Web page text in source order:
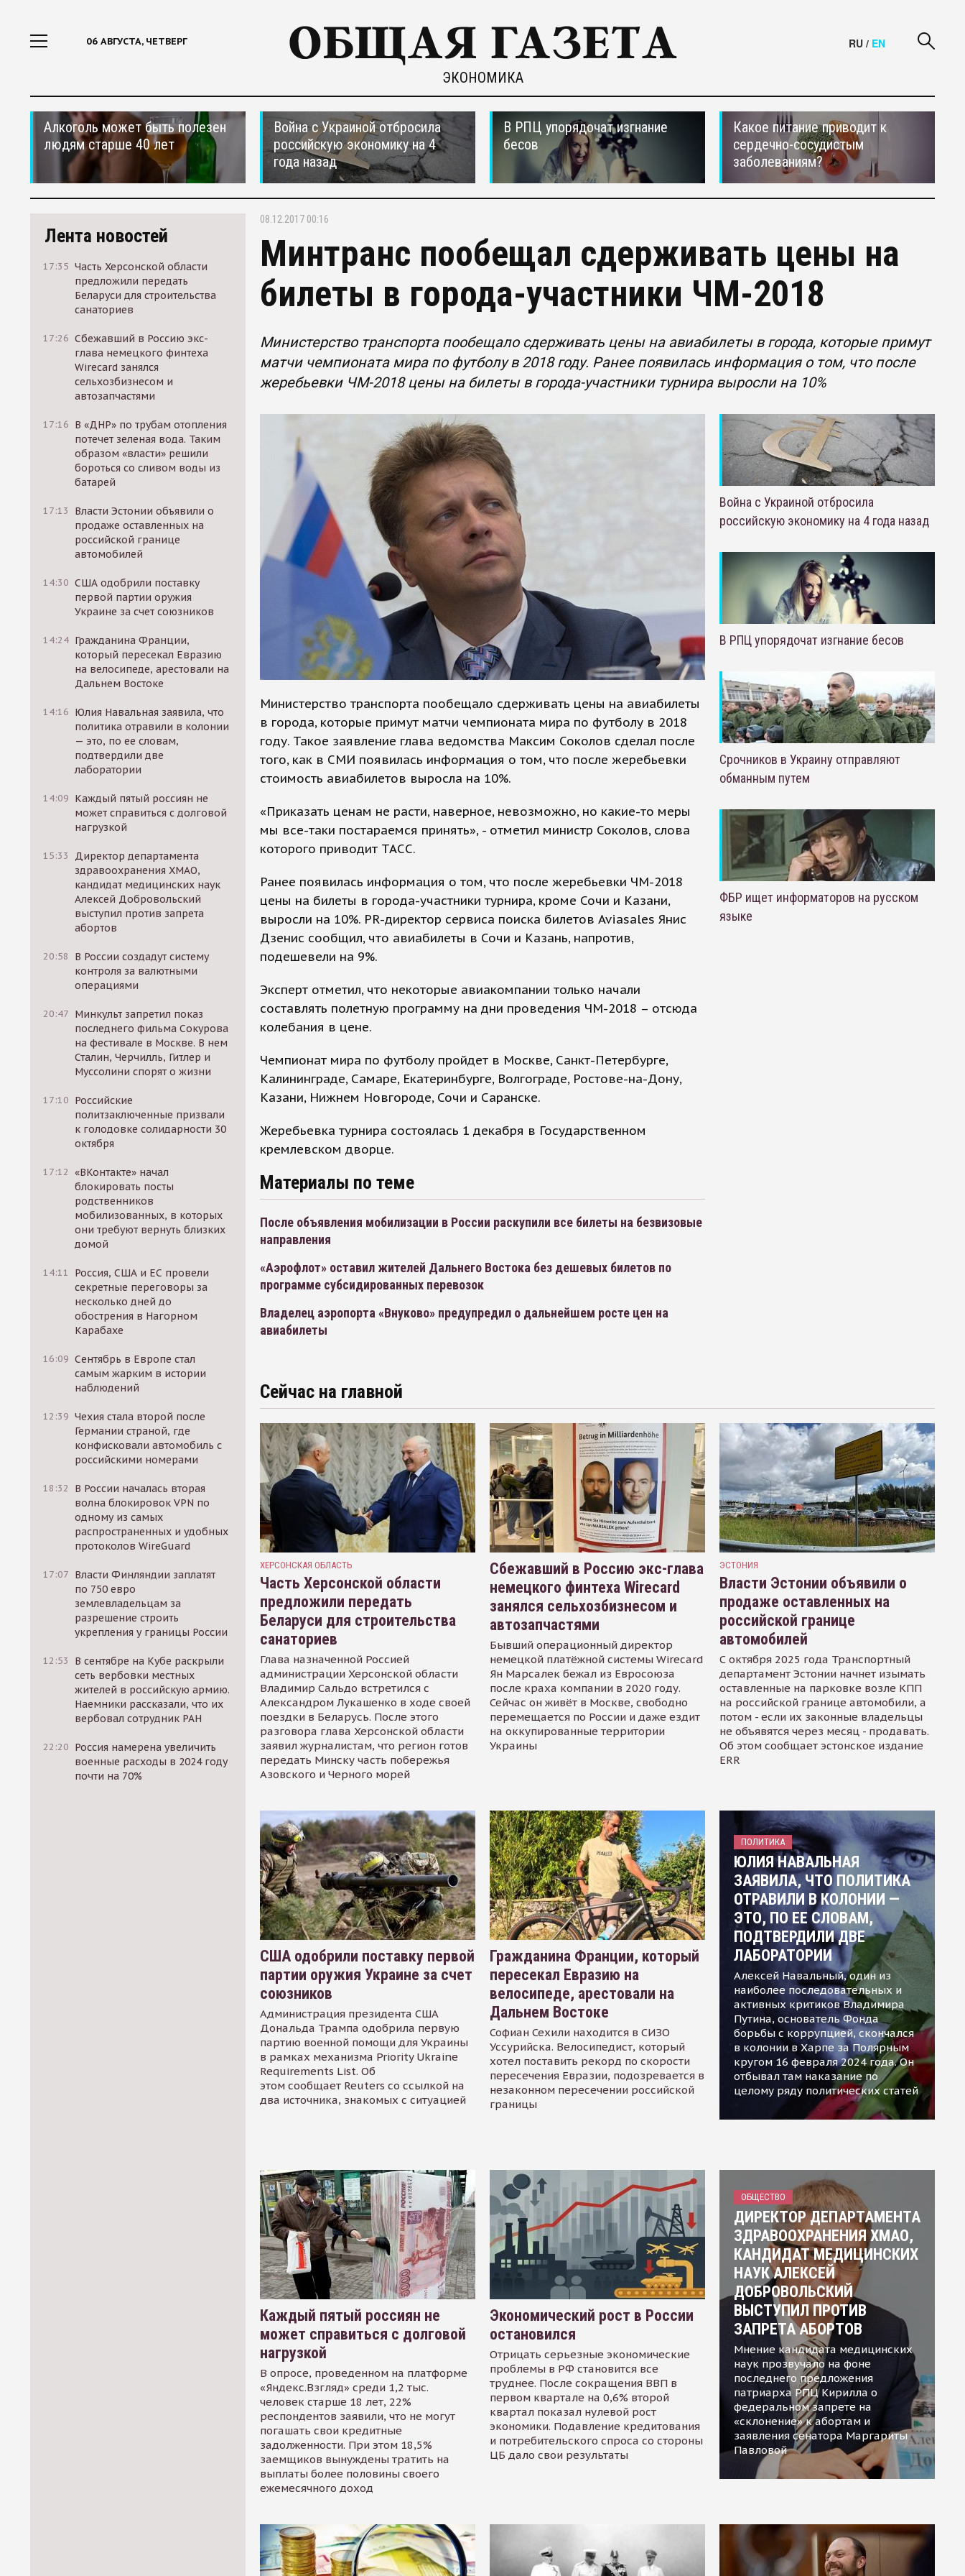
06 АВГУСТА, ЧЕТВЕРГ
ЭКОНОМИКА
RU / EN
Алкоголь может быть полезен
людям старше 40 лет
Война с Украиной отбросила
российскую экономику на 4
года назад
В РПЦ упорядочат изгнание
бесов
Какое питание приводит к
сердечно-сосудистым
заболеваниям?
Лента новостей
17:35 Часть Херсонской области
предложили передать
Беларуси для строительства
санаториев
17:26 Сбежавший в Россию экс-
глава немецкого финтеха
Wirecard занялся
сельхозбизнесом и
автозапчастями
17:16 В «ДНР» по трубам отопления
потечет зеленая вода. Таким
образом «власти» решили
бороться со сливом воды из
батарей
17:13
Власти Эстонии объявили о
продаже оставленных на
российской границе
автомобилей
14:30 США одобрили поставку
первой партии оружия
Украине за счет союзников
14:24 Гражданина Франции,
который пересекал Евразию
на велосипеде, арестовали на
Дальнем Востоке
14:16 Юлия Навальная заявила, что
политика отравили в колонии
— это, по ее словам,
подтвердили две
лаборатории
14:09 Каждый пятый россиян не
может справиться с долговой
нагрузкой
15:33
Директор департамента
здравоохранения ХМАО,
кандидат медицинских наук
Алексей Добровольский
выступил против запрета
абортов
20:58
В России создадут систему
контроля за валютными
операциями
20:47 Минкульт запретил показ
последнего фильма Сокурова
на фестивале в Москве. В нем
Сталин, Черчилль, Гитлер и
Муссолини спорят о жизни
17:10 Российские
политзаключенные призвали
к голодовке солидарности 30
октября
17:12 «ВКонтакте» начал
блокировать посты
родственников
мобилизованных, в которых
они требуют вернуть близких
домой
14:11
Россия, США и ЕС провели
секретные переговоры за
несколько дней до
обострения в Нагорном
Карабахе
16:09 Сентябрь в Европе стал
самым жарким в истории
наблюдений
12:39 Чехия стала второй после
Германии страной, где
конфисковали автомобиль с
российскими номерами
18:32
В России началась вторая
волна блокировок VPN по
одному из самых
распространенных и удобных
протоколов WireGuard
17:07 Власти Финляндии заплатят
по 750 евро
землевладельцам за
разрешение строить
укрепления у границы России
12:53
В сентябре на Кубе раскрыли
сеть вербовки местных
жителей в российскую армию.
Наемники рассказали, что их
вербовал сотрудник РАН
22:20 Россия намерена увеличить
военные расходы в 2024 году
почти на 70%
08.12.2017 00:16
Минтранс пообещал сдерживать цены на
билеты в города-участники ЧМ-2018
Министерство транспорта пообещало сдерживать цены на авиабилеты в города, которые примут
матчи чемпионата мира по футболу в 2018 году. Ранее появилась информация о том, что после
жеребьевки ЧМ-2018 цены на билеты в города-участники турнира выросли на 10%
Министерство транспорта пообещало сдерживать цены на авиабилеты
в города, которые примут матчи чемпионата мира по футболу в 2018
году. Такое заявление глава ведомства Максим Соколов сделал после
того, как в СМИ появилась информация о том, что после жеребьевки
стоимость авиабилетов выросла на 10%.
«Приказать ценам не расти, наверное, невозможно, но какие-то меры
мы все-таки постараемся принять», - отметил министр Соколов, слова
которого приводит ТАСС.
Ранее появилась информация о том, что после жеребьевки ЧМ-2018
цены на билеты в города-участники турнира, кроме Сочи и Казани,
выросли на 10%. PR-директор сервиса поиска билетов Aviasales Янис
Дзенис сообщил, что авиабилеты в Сочи и Казань, напротив,
подешевели на 9%.
Эксперт отметил, что некоторые авиакомпании только начали
составлять полетную программу на дни проведения ЧМ-2018 – отсюда
колебания в цене.
Чемпионат мира по футболу пройдет в Москве, Санкт-Петербурге,
Калининграде, Самаре, Екатеринбурге, Волгограде, Ростове-на-Дону,
Казани, Нижнем Новгороде, Сочи и Саранске.
Жеребьевка турнира состоялась 1 декабря в Государственном
кремлевском дворце.
Материалы по теме
После объявления мобилизации в России раскупили все билеты на безвизовые
направления
«Аэрофлот» оставил жителей Дальнего Востока без дешевых билетов по
программе субсидированных перевозок
Владелец аэропорта «Внуково» предупредил о дальнейшем росте цен на
авиабилеты
Война с Украиной отбросила
российскую экономику на 4 года назад
В РПЦ упорядочат изгнание бесов
Срочников в Украину отправляют
обманным путем
ФБР ищет информаторов на русском
языке
Сейчас на главной
ХЕРСОНСКАЯ ОБЛАСТЬ
Часть Херсонской области
предложили передать
Беларуси для строительства
санаториев
Глава назначенной Россией
администрации Херсонской области
Владимир Сальдо встретился с
Александром Лукашенко в ходе своей
поездки в Беларусь. После этого
разговора глава Херсонской области
заявил журналистам, что регион готов
передать Минску часть побережья
Азовского и Черного морей
Сбежавший в Россию экс-глава
немецкого финтеха Wirecard
занялся сельхозбизнесом и
автозапчастями
Бывший операционный директор
немецкой платёжной системы Wirecard
Ян Марсалек бежал из Евросоюза
после краха компании в 2020 году.
Сейчас он живёт в Москве, свободно
перемещается по России и даже ездит
на оккупированные территории
Украины
ЭСТОНИЯ
Власти Эстонии объявили о
продаже оставленных на
российской границе
автомобилей
С октября 2025 года Транспортный
департамент Эстонии начнет изымать
оставленные на парковке возле КПП
на российской границе автомобили, а
потом - если их законные владельцы
не объявятся через месяц - продавать.
Об этом сообщает эстонское издание
ERR
США одобрили поставку первой
партии оружия Украине за счет
союзников
Администрация президента США
Дональда Трампа одобрила первую
партию военной помощи для Украины
в рамках механизма Priority Ukraine
Requirements List. Об
этом сообщает Reuters со ссылкой на
два источника, знакомых с ситуацией
Гражданина Франции, который
пересекал Евразию на
велосипеде, арестовали на
Дальнем Востоке
Софиан Сехили находится в СИЗО
Уссурийска. Велосипедист, который
хотел поставить рекорд по скорости
пересечения Евразии, подозревается в
незаконном пересечении российской
границы
ПОЛИТИКА
ЮЛИЯ НАВАЛЬНАЯ
ЗАЯВИЛА, ЧТО ПОЛИТИКА
ОТРАВИЛИ В КОЛОНИИ —
ЭТО, ПО ЕЕ СЛОВАМ,
ПОДТВЕРДИЛИ ДВЕ
ЛАБОРАТОРИИ
Алексей Навальный, один из
наиболее последовательных и
активных критиков Владимира
Путина, основатель Фонда
борьбы с коррупцией, скончался
в колонии в Харпе за Полярным
кругом 16 февраля 2024 года. Он
отбывал там наказание по
целому ряду политических статей
Каждый пятый россиян не
может справиться с долговой
нагрузкой
В опросе, проведенном на платформе
«Яндекс.Взгляд» среди 1,2 тыс.
человек старше 18 лет, 22%
респондентов заявили, что не могут
погашать свои кредитные
задолженности. При этом 18,5%
заемщиков вынуждены тратить на
выплаты более половины своего
ежемесячного доход
Экономический рост в России
остановился
Отрицать серьезные экономические
проблемы в РФ становится все
труднее. После сокращения ВВП в
первом квартале на 0,6% второй
квартал показал нулевой рост
экономики. Подавление кредитования
и потребительского спроса со стороны
ЦБ дало свои результаты
ОБЩЕСТВО
ДИРЕКТОР ДЕПАРТАМЕНТА
ЗДРАВООХРАНЕНИЯ ХМАО,
КАНДИДАТ МЕДИЦИНСКИХ
НАУК АЛЕКСЕЙ
ДОБРОВОЛЬСКИЙ
ВЫСТУПИЛ ПРОТИВ
ЗАПРЕТА АБОРТОВ
Мнение кандидата медицинских
наук прозвучало на фоне
последнего предложения
патриарха РПЦ Кирилла о
федеральном запрете на
«склонение» к абортам и
заявления сенатора Маргариты
Павловой